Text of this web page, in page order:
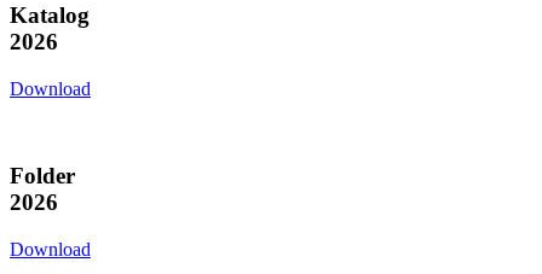
Katalog
2026
Download
Folder
2026
Download